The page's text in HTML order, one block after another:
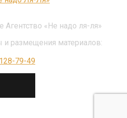
«Не надо ля-ля»
размещения материалов:
79-49